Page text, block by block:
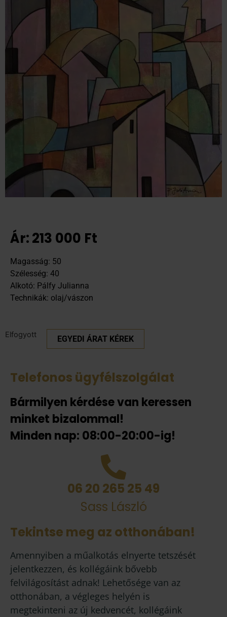
Ár:213 000 Ft
Magasság: 50
Szélesség: 40
Alkotó: Pálfy Julianna
Technikák: olaj/vászon
Elfogyott EGYEDI ÁRAT KÉREK
Telefonos ügyfélszolgálat
Bármilyen kérdése van keressen
minket bizalommal!
Minden nap: 08:00-20:00-ig!
06 20 265 25 49
Sass László
Tekintse meg az otthonában!
Amennyiben a műalkotás elnyerte tetszését
jelentkezzen, és kollégáink bővebb
felvilágosítást adnak! Lehetősége van az
otthonában, a végleges helyén is
megtekinteni az új kedvencét, kollégáink